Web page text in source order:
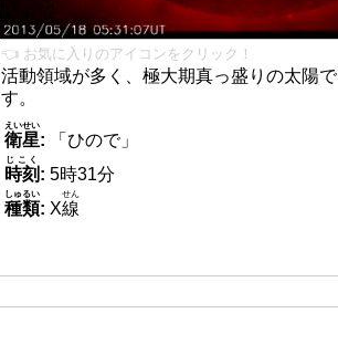
👈 お気に入りのアイコンをクリック！
活動領域が多く、極大期真っ盛りの太陽で
す。
衛星
えいせい
:
「ひので」
時刻
じこく
: 5時31分
種類
しゅるい
: X線
せん